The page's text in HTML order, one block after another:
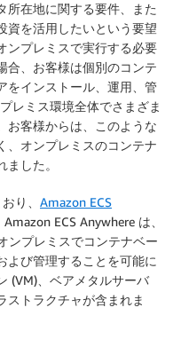
所在地に関する要件、また
資を活用したいという要望
ンプレミスで実行する必要
合、お客様は個別のコンテ
をインストール、運用、管
レミス環境全体でさまざま
お客様からは、このような
、オンプレミスのコンテナ
した。
り、 Amazon ECS
ECS Anywhere は、
ンプレミスでコンテナベー
よび管理することを可能に
(VM)、ベアメタルサーバ
ストラクチャが含まれま